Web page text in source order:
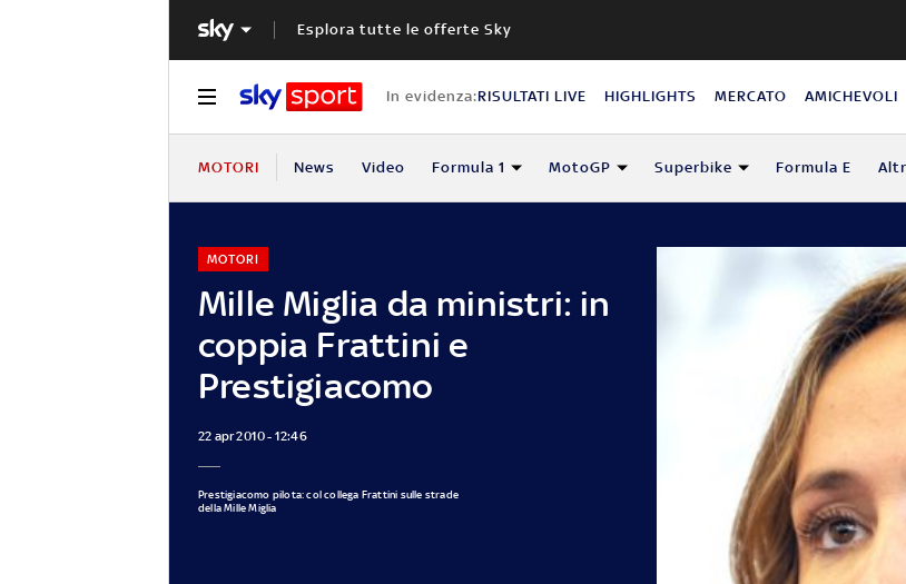
Esplora tutte le offerte Sky
In evidenza:RISULTATI LIVE HIGHLIGHTS MERCATO AMICHEVOLI
MOTORI News Video Formula 1 MotoGP Superbike Formula E
Mille Miglia da ministri: in
coppia Frattini e
Prestigiacomo
MOTORI
22 apr 2010 - 12:46
Prestigiacomo pilota: col collega Frattini sulle strade
della Mille Miglia